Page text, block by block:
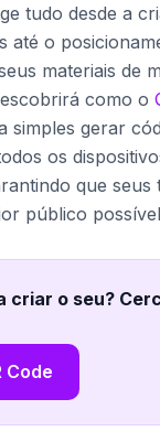
tudo desde a
até o
materiais de
como o
simples gerar
os
que seus
público
criar o seu?
Code